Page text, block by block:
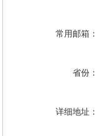
常用邮箱：
省份：
详细地址：